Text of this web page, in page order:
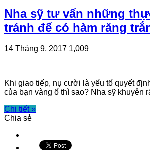
Nha sỹ tư vấn những
tránh để có hàm răng
14 Tháng 9, 2017 1,009
Khi giao tiếp, nụ cười là yếu tố quyết
của bạn vàng ố thì sao? Nha sỹ khuyên
Chi tiết »
Chia sẻ